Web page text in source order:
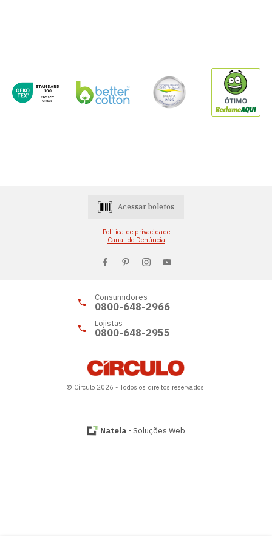
Acessar boletos
Política de privacidade
Canal de Denúncia
Consumidores
0800-648-2966
Lojistas
0800-648-2955
© Círculo 2026 - Todos os direitos reservados.
Natela - Soluções Web